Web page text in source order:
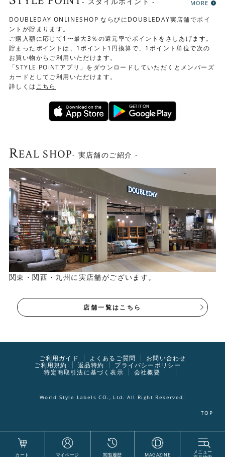
MORE
DOUBLEDAY ONLINESHOP ならびにDOUBLEDAY実店舗でポイ
ントが貯まります。
ご購入額に応じて1〜最大3％の還元率でポイントをさしあげます。
貯まったポイントは、1ポイント1円換算で、1ポイント単位で次の
お買い物からご利用いただけます。
「STYLE POiNTアプリ」をダウンロードしていただくとメンバーズ
カードとしてご利用いただけます。
詳しくは こちら
REAL SHOP- 実店舗のご紹介 -
関東・関西・九州に実店舗がございます。
店舗一覧はこちら
ご利用ガイド よくあるご質問
お問い合わせ
ご利用規約
返品特約
プライバシーポリシー
特定商取引法に基づく表示
会社概要
World Style Labels CO., Ltd. All Right Reserved.